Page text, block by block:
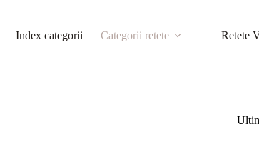
Index categorii Categorii retete Retete